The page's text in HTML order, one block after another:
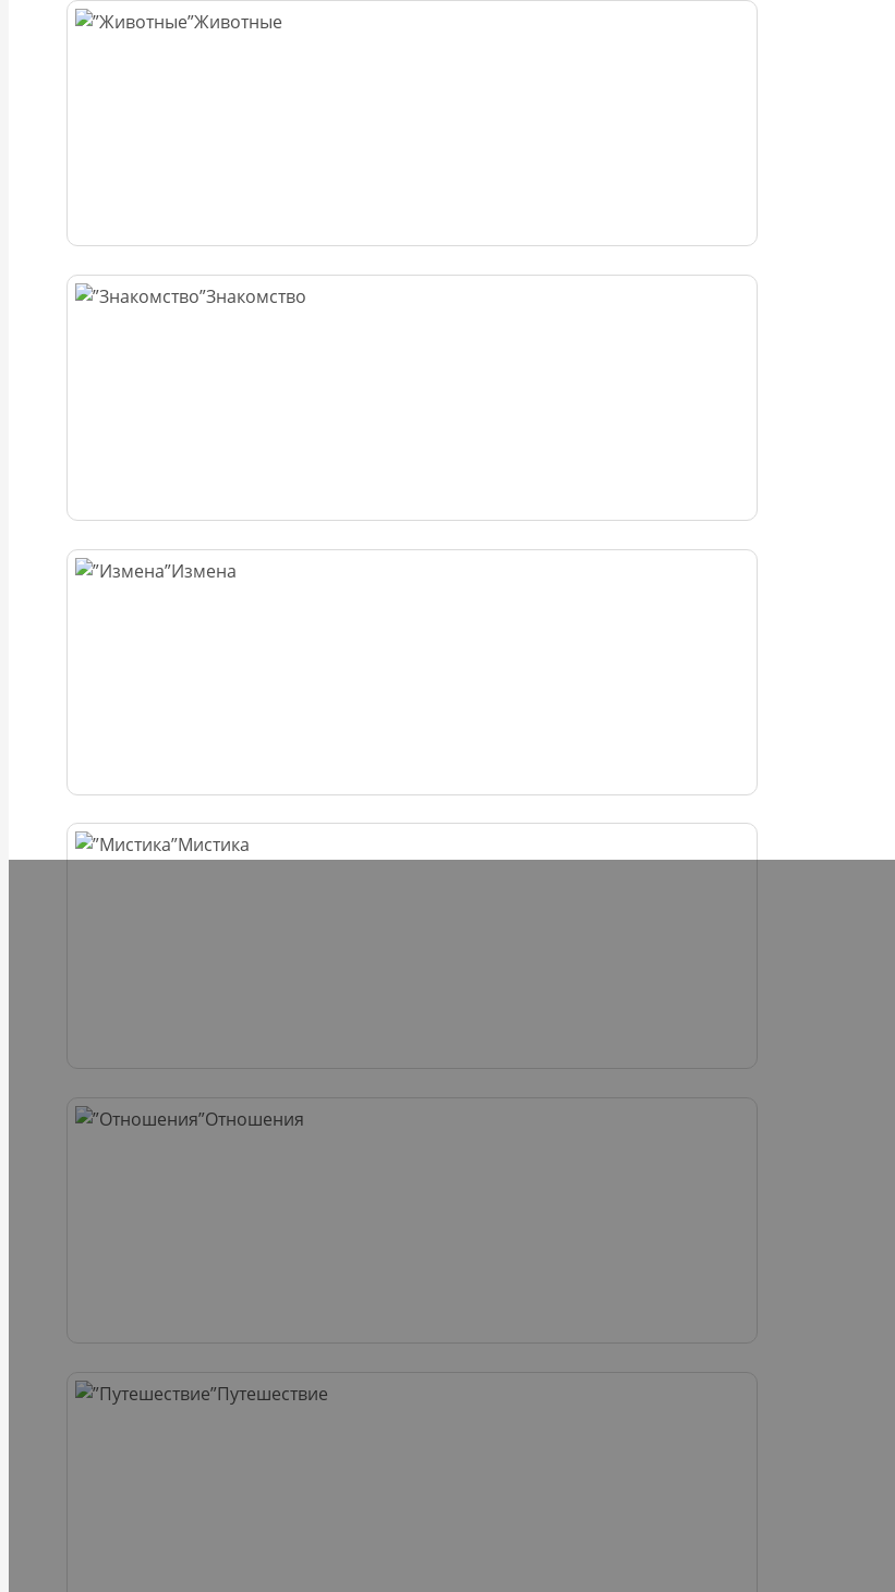
Животные
Знакомство
Измена
Мистика
Отношения
Путешествие